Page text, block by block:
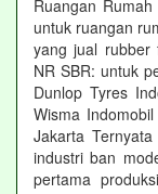
Ruangan
untuk ruangan
yang jual rubber
NR SBR: untuk
Dunlop Tyres
Wisma
Jakarta
industri ban
pertama